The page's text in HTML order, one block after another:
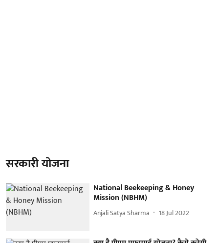
सरकारी योजना
National Beekeeping & Honey
Mission (NBHM)
Anjali Satya Sharma 18 Jul 2022